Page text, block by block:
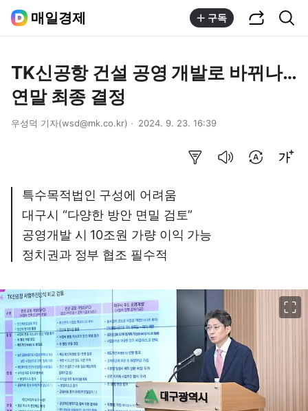
매일경제 구독
TK신공항 건설 공영 개발로 바뀌나…
연말 최종 결정
우성덕 기자(wsd@mk.co.kr) 2024. 9. 23. 16:39
특수목적법인 구성에 어려움
대구시 “다양한 방안 면밀 검토”
공영개발 시 10조원 가량 이익 가능
정치권과 정부 협조 필수적